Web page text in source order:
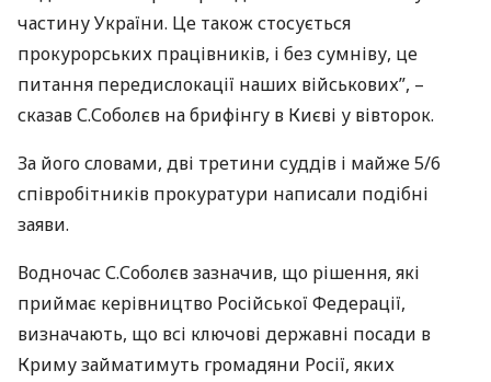
частину України. Це також стосується
прокурорських працівників, і без сумніву, це
питання передислокації наших військових”, –
сказав С.Соболєв на брифінгу в Києві у вівторок.
За його словами, дві третини суддів і майже 5/6
співробітників прокуратури написали подібні
заяви.
Водночас С.Соболєв зазначив, що рішення, які
приймає керівництво Російської Федерації,
визначають, що всі ключові державні посади в
Криму займатимуть громадяни Росії, яких